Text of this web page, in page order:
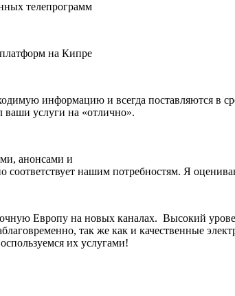
телепрограмм
на Кипре
информацию и всегда поставляются в
услуги на «отлично».
анонсами и
нашим потребностям. Я
Европу на новых каналах. Высокий
так же как и качественные
их услугами!